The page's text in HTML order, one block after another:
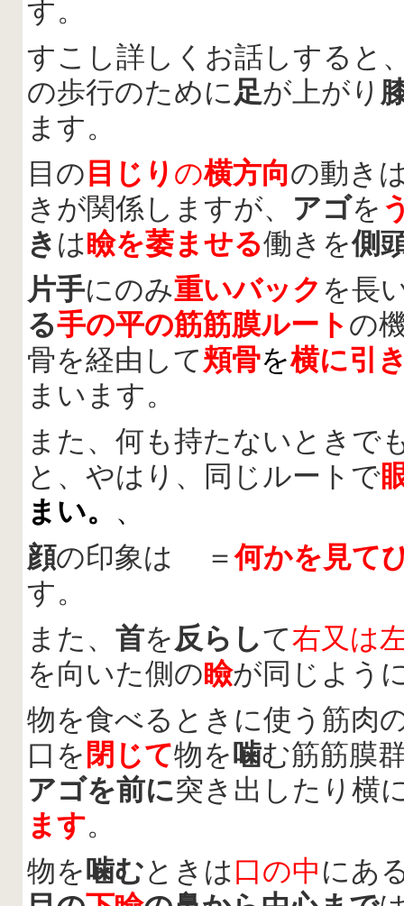
す。
すこし詳しくお話しすると
の歩行のために足が上がり
ます。
目の 目じり の横方向の動き
きが関係しますが、 アゴを
き は瞼を萎ませる働きを側
片手にのみ重いバック を長
る手の平の筋筋膜ルート の
骨を経由して頬骨を横に引
まいます。
また、何も持たないときで
と、やはり、同じルートで
まい。 、
顔の印象は ＝何かを見て
す。
また、 首を反らして右又は
を向いた側の瞼が同じよう
物を食べるときに使う筋肉
口を 閉じて物を噛む筋筋膜
アゴを前に突き出したり横
ます。
物を噛むときは口の中にあ